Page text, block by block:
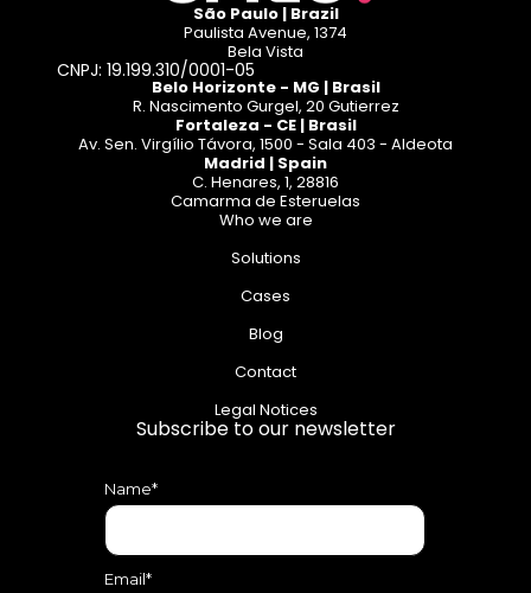
São Paulo | Brazil
Paulista Avenue, 1374
Bela Vista
CNPJ: 19.199.310/0001-05
Belo Horizonte - MG | Brasil
R. Nascimento Gurgel, 20 Gutierrez
Fortaleza - CE | Brasil
Av. Sen. Virgílio Távora, 1500 - Sala 403 - Aldeota
Madrid | Spain
C. Henares, 1, 28816
Camarma de Esteruelas
Who we are
Solutions
Cases
Blog
Contact
Legal Notices
Subscribe to our newsletter
Name*
Email*